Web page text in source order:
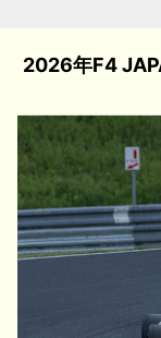
2026年F4